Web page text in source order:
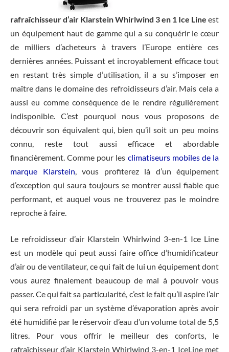
rafraîchisseur d’air Klarstein Whirlwind 3 en 1 Ice Line est
un équipement haut de gamme qui a su conquérir le cœur
de milliers d’acheteurs à travers l’Europe entière ces
dernières années. Puissant et incroyablement efficace tout
en restant très simple d’utilisation, il a su s’imposer en
maître dans le domaine des refroidisseurs d’air. Mais cela a
aussi eu comme conséquence de le rendre régulièrement
indisponible. C’est pourquoi nous vous proposons de
découvrir son équivalent qui, bien qu’il soit un peu moins
connu, reste tout aussi efficace et abordable
financièrement. Comme pour les climatiseurs mobiles de la
marque Klarstein, vous profiterez là d’un équipement
d’exception qui saura toujours se montrer aussi fiable que
performant, et auquel vous ne trouverez pas le moindre
reproche à faire.
Le refroidisseur d’air Klarstein Whirlwind 3-en-1 Ice Line
est un modèle qui peut aussi faire office d’humidificateur
d’air ou de ventilateur, ce qui fait de lui un équipement dont
vous aurez finalement beaucoup de mal à pouvoir vous
passer. Ce qui fait sa particularité, c’est le fait qu’il aspire l’air
qui sera refroidi par un système d’évaporation après avoir
été humidifié par le réservoir d’eau d’un volume total de 5,5
litres. Pour vous offrir le meilleur des conforts, le
rafraîchisseur d’air Klarstein Whirlwind 3-en-1 IceLine met